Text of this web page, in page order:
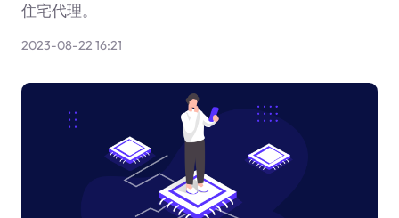
住宅代理。
2023-08-22 16:21